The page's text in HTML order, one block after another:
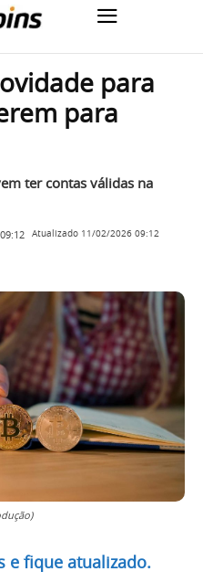
para
para
ter contas válidas na
Atualizado 11/02/2026 09:12
e fique atualizado.